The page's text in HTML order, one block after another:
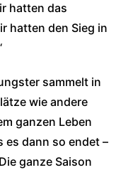
hatten das
hatten den Sieg in
sammelt in
wie andere
ganzen Leben
es dann so endet –
ganze Saison